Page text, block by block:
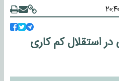
استقلال کم کاری